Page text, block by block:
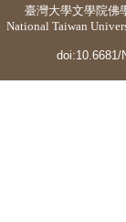
臺灣大學文學院佛
National Taiwan
doi:10.6681/